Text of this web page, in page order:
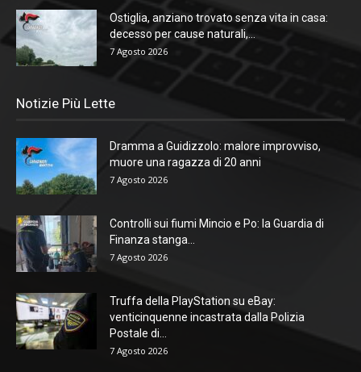
Ostiglia, anziano trovato senza vita in casa:
decesso per cause naturali,...
7 Agosto 2026
Notizie Più Lette
Dramma a Guidizzolo: malore improvviso,
muore una ragazza di 20 anni
7 Agosto 2026
Controlli sui fiumi Mincio e Po: la Guardia di
Finanza stanga...
7 Agosto 2026
Truffa della PlayStation su eBay:
venticinquenne incastrata dalla Polizia
Postale di...
7 Agosto 2026